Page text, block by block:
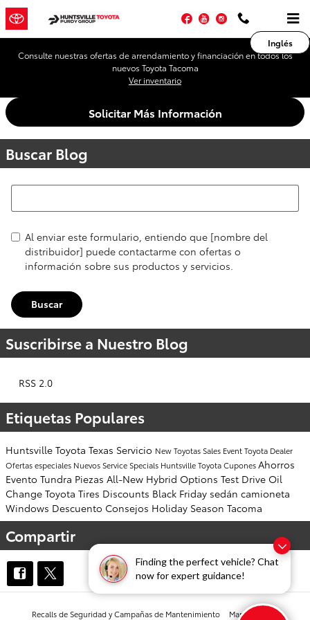
Finding the perfect vehicle? Chat
now for expert guidance!
Saltar al contenido principal
Facebook
YouTubeInstagram
Inglés
Consulte nuestras ofertas de arrendamiento y financiación en todos los
nuevos Toyota Tacoma
Ver inventario
Solicitar Más Información
Buscar Blog
Buscar Blog
Al enviar este formulario, entiendo que [nombre del
distribuidor] puede contactarme con ofertas o
información sobre sus productos y servicios.
Buscar
Suscribirse a Nuestro Blog
RSS 2.0
Etiquetas Populares
Huntsville Toyota Texas Servicio New Toyotas Sales EventToyota Dealer
Ofertas especiales Nuevos Service Specials Huntsville ToyotaCuponesAhorros
Evento Tundra Piezas All-New Hybrid Options Test Drive Oil
Change Toyota Tires Discounts Black Friday sedán camioneta
Windows Descuento Consejos Holiday Season Tacoma
Compartir
Recalls de Seguridad y Campañas de Mantenimiento
Mapa del sitio